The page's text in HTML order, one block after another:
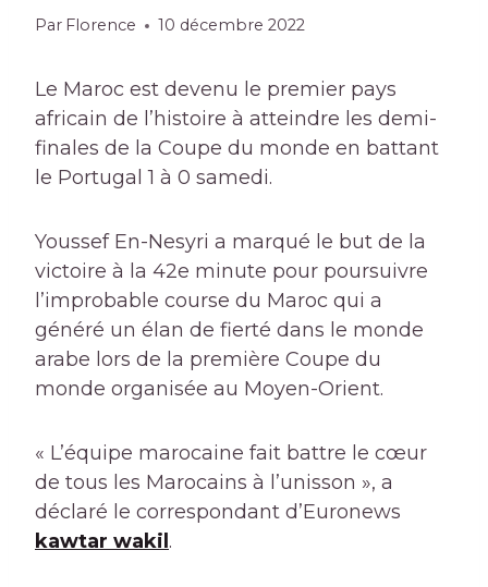
Par Florence 10 décembre 2022
Le Maroc est devenu le premier pays
africain de l’histoire à atteindre les demi-
finales de la Coupe du monde en battant
le Portugal 1 à 0 samedi.
Youssef En-Nesyri a marqué le but de la
victoire à la 42e minute pour poursuivre
l’improbable course du Maroc qui a
généré un élan de fierté dans le monde
arabe lors de la première Coupe du
monde organisée au Moyen-Orient.
« L’équipe marocaine fait battre le cœur
de tous les Marocains à l’unisson », a
déclaré le correspondant d’Euronews
kawtar wakil.